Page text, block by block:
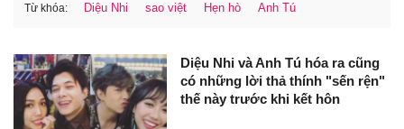
Từ khóa: Diệu Nhi sao việt Hẹn hò Anh Tú
Diệu Nhi và Anh Tú hóa ra cũng
có những lời thả thính "sến rện"
thế này trước khi kết hôn